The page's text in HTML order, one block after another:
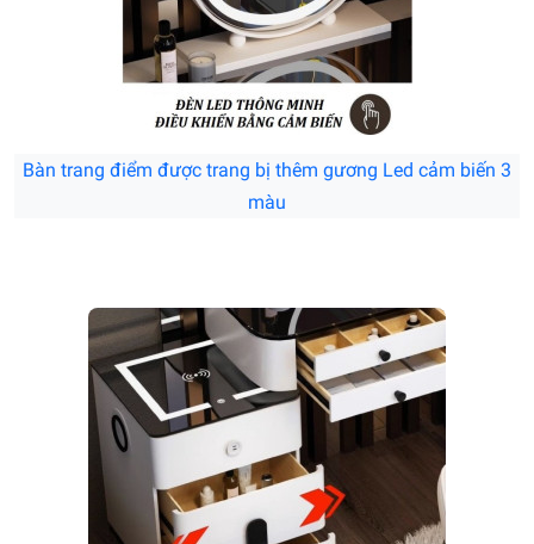
Bàn trang điểm được trang bị thêm gương Led cảm biến 3
màu